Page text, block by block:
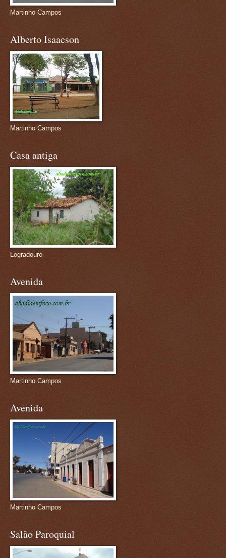
Martinho Campos
Alberto Isaacson
Martinho Campos
Casa antiga
Logradouro
Avenida
Martinho Campos
Avenida
Martinho Campos
Salão Paroquial